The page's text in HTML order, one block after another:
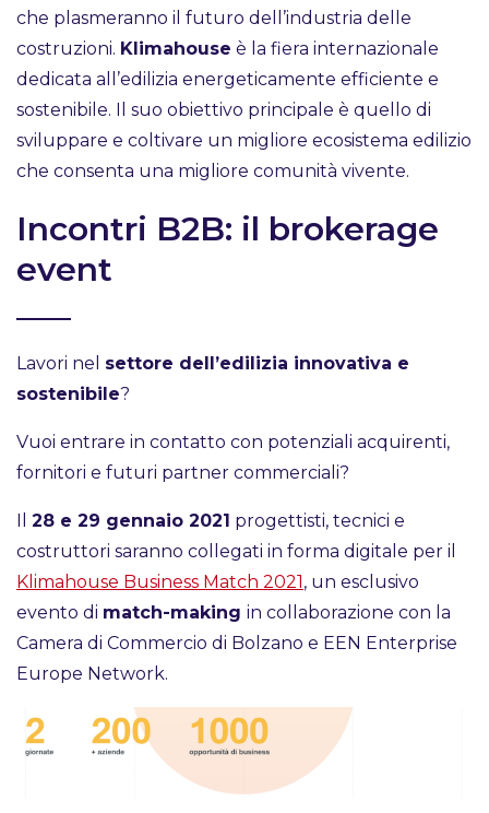
che plasmeranno il futuro dell’industria delle
costruzioni. Klimahouse è la fiera internazionale
dedicata all’edilizia energeticamente efficiente e
sostenibile. Il suo obiettivo principale è quello di
sviluppare e coltivare un migliore ecosistema edilizio
che consenta una migliore comunità vivente.
Incontri B2B: il brokerage
event
Lavori nel settore dell’edilizia innovativa e
sostenibile?
Vuoi entrare in contatto con potenziali acquirenti,
fornitori e futuri partner commerciali?
Il 28 e 29 gennaio 2021 progettisti, tecnici e
costruttori saranno collegati in forma digitale per il
Klimahouse Business Match 2021, un esclusivo
evento di match-making in collaborazione con la
Camera di Commercio di Bolzano e EEN Enterprise
Europe Network.